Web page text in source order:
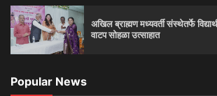
अखिल ब्राह्मण मध्यवर्ती संस्थेतर्फे
वाटप सोहळा उत्साहात
Popular News